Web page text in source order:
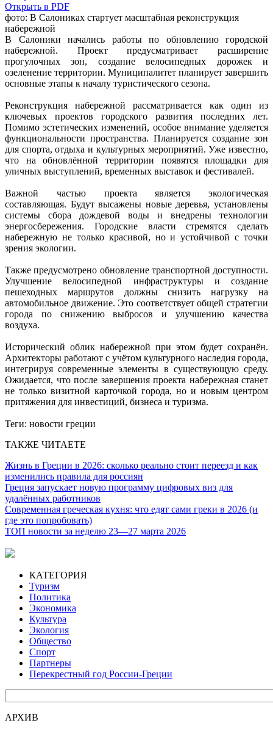
Открыть в PDF
фото: В Салониках стартует масштабная реконструкция
набережной
В Салоники начались работы по обновлению городской
набережной. Проект предусматривает расширение
прогулочных зон, создание велосипедных дорожек и
озеленение территории. Муниципалитет планирует завершить
основные этапы к началу туристического сезона.
Реконструкция набережной рассматривается как один из
ключевых проектов городского развития последних лет.
Помимо эстетических изменений, особое внимание уделяется
функциональности пространства. Планируется создание зон
для спорта, отдыха и культурных мероприятий. Уже известно,
что на обновлённой территории появятся площадки для
уличных выступлений, временных выставок и фестивалей.
Важной частью проекта является экологическая
составляющая. Будут высажены новые деревья, установлены
системы сбора дождевой воды и внедрены технологии
энергосбережения. Городские власти стремятся сделать
набережную не только красивой, но и устойчивой с точки
зрения экологии.
Также предусмотрено обновление транспортной доступности.
Улучшение велосипедной инфраструктуры и создание
пешеходных маршрутов должны снизить нагрузку на
автомобильное движение. Это соответствует общей стратегии
города по снижению выбросов и улучшению качества
воздуха.
Исторический облик набережной при этом будет сохранён.
Архитекторы работают с учётом культурного наследия города,
интегрируя современные элементы в существующую среду.
Ожидается, что после завершения проекта набережная станет
не только визитной карточкой города, но и новым центром
притяжения для инвестиций, бизнеса и туризма.
Теги: новости греции
ТАКЖЕ ЧИТАЕТЕ
Жизнь в Греции в 2026: сколько реально стоит переезд и как
изменились правила для россиян
Греция запускает новую программу цифровых виз для
удалённых работников
Современная греческая кухня: что едят сами греки в 2026 (и
где это попробовать)
ТОП новости за неделю 23—27 марта 2026
КАТЕГОРИЯ
Туризм
Политика
Экономика
Культура
Экология
Общество
Спорт
Партнеры
Перекрестный год России-Греции
АРХИВ